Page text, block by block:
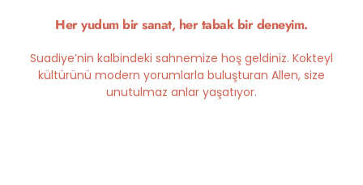
Her yudum bir sanat, her tabak bir deneyim.
Suadiye’nin kalbindeki sahnemize hoş geldiniz. Kokteyl
kültürünü modern yorumlarla buluşturan Allen, size
unutulmaz anlar yaşatıyor.